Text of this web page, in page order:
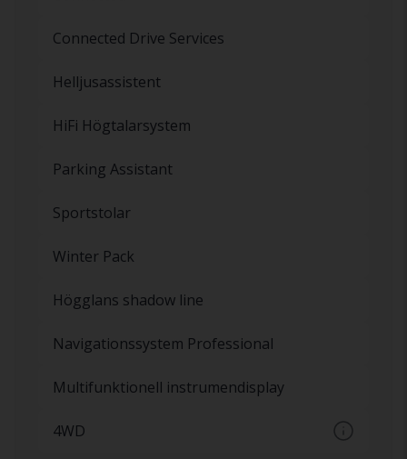
Connected Drive Services
Helljusassistent
HiFi Högtalarsystem
Parking Assistant
Sportstolar
Winter Pack
Högglans shadow line
Navigationssystem Professional
Multifunktionell instrumendisplay
4WD